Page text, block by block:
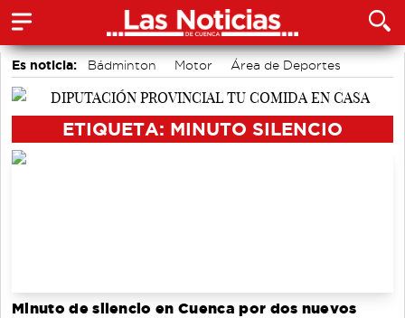
Es noticia: Bádminton Motor
Área de Deportes
Fútbol
Auditorio de Cuenca
ETIQUETA: MINUTO SILENCIO
Minuto de silencio en Cuenca por dos nuevos